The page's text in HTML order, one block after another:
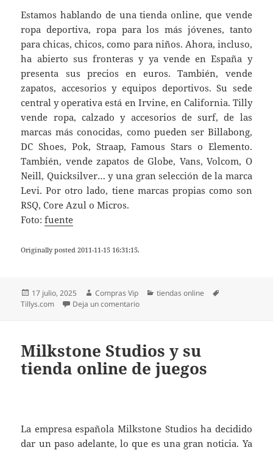
Estamos hablando de una tienda online, que vende
ropa deportiva, ropa para los más jóvenes, tanto
para chicas, chicos, como para niños. Ahora, incluso,
ha abierto sus fronteras y ya vende en España y
presenta sus precios en euros. También, vende
zapatos, accesorios y equipos deportivos. Su sede
central y operativa está en Irvine, en California. Tilly
vende ropa, calzado y accesorios de surf, de las
marcas más conocidas, como pueden ser Billabong,
DC Shoes, Pok, Straap, Famous Stars o Elemento.
También, vende zapatos de Globe, Vans, Volcom, O
´Neill, Quicksilver… y una gran selección de la marca
Levi. Por otro lado, tiene marcas propias como son
RSQ, Core Azul o Micros.
Foto:fuente
Originally posted 2011-11-15 16:31:15.
Publicado
el
17 julio, 2025 Autor
Compras Vip Categorías
tiendas online
Tillys.com
Deja un comentarioen Tillys.com
Milkstone Studios y su
tienda online de juegos
La empresa española Milkstone Studios ha decidido
dar un paso adelante, lo que es una gran noticia. Ya